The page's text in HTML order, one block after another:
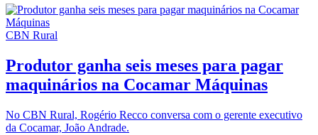
CBN Rural
Produtor ganha seis meses para pagar
maquinários na Cocamar Máquinas
No CBN Rural, Rogério Recco conversa com o gerente executivo
da Cocamar, João Andrade.